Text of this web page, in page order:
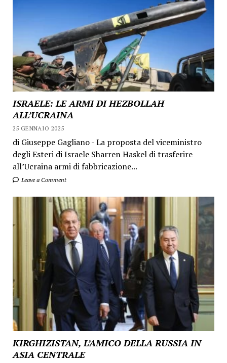
ISRAELE: LE ARMI DI HEZBOLLAH
ALL’UCRAINA
25 GENNAIO 2025
di Giuseppe Gagliano - La proposta del viceministro
degli Esteri di Israele Sharren Haskel di trasferire
all’Ucraina armi di fabbricazione...
Leave a Comment
KIRGHIZISTAN, L’AMICO DELLA RUSSIA IN
ASIA CENTRALE